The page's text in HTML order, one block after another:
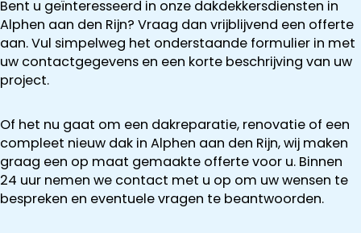
Bent u geïnteresseerd in onze dakdekkersdiensten in
Alphen aan den Rijn? Vraag dan vrijblijvend een offerte
aan. Vul simpelweg het onderstaande formulier in met
uw contactgegevens en een korte beschrijving van uw
project.
Of het nu gaat om een dakreparatie, renovatie of een
compleet nieuw dak in Alphen aan den Rijn, wij maken
graag een op maat gemaakte offerte voor u. Binnen
24 uur nemen we contact met u op om uw wensen te
bespreken en eventuele vragen te beantwoorden.